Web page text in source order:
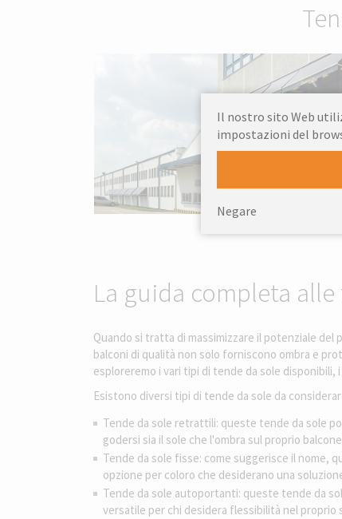
La guida completa
Quando si tratta di massimizzare il potenziale
balconi di qualità non solo forniscono ombra e
esploreremo i vari tipi di tende da sole
Esistono diversi tipi di tende da sole da
Tende da sole retrattili: queste tende da sole
godersi sia il sole che l'ombra sul proprio
Tende da sole fisse: come suggerisce il nome,
opzione per coloro che desiderano una
Tende da sole autoportanti: queste tende da
versatile per chi desidera flessibilità nel proprio
Il nostro sito Web
impostazioni del
Negare